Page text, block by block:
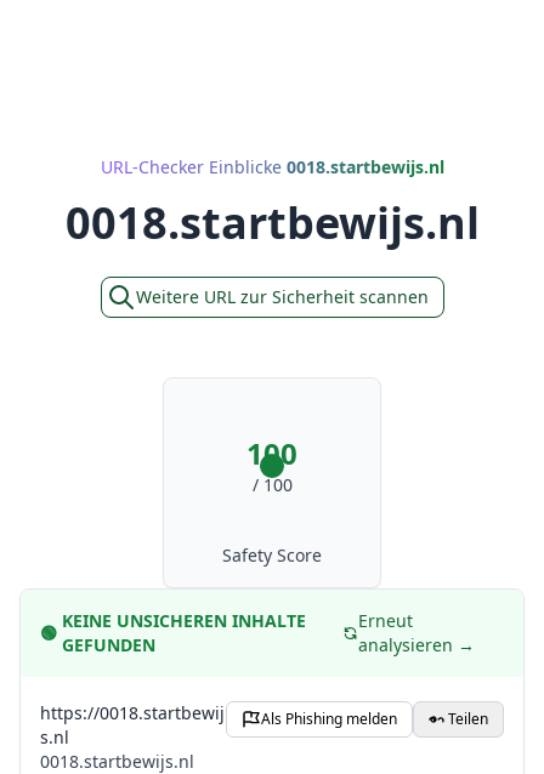
URL-Checker Einblicke 0018.startbewijs.nl
0018.startbewijs.nl
Weitere URL zur Sicherheit scannen
100
/ 100
Safety Score
🟢
KEINE UNSICHEREN INHALTE
GEFUNDEN
Erneut
analysieren →
https://0018.startbewij
s.nl
0018.startbewijs.nl
Als Phishing melden Teilen